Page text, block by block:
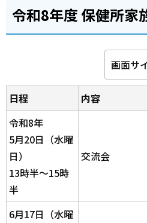
令和8年度 保健所家
画面サ
日程
内容
令和8年
5月20日（水曜
日）
13時半～15時
半
交流会
6月17日（水曜